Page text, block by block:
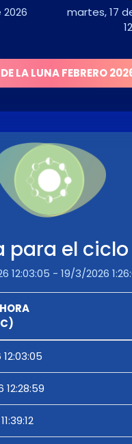
martes, 17
LA LUNA FEBRERO
para el
12:03:05 - 19/3/2026